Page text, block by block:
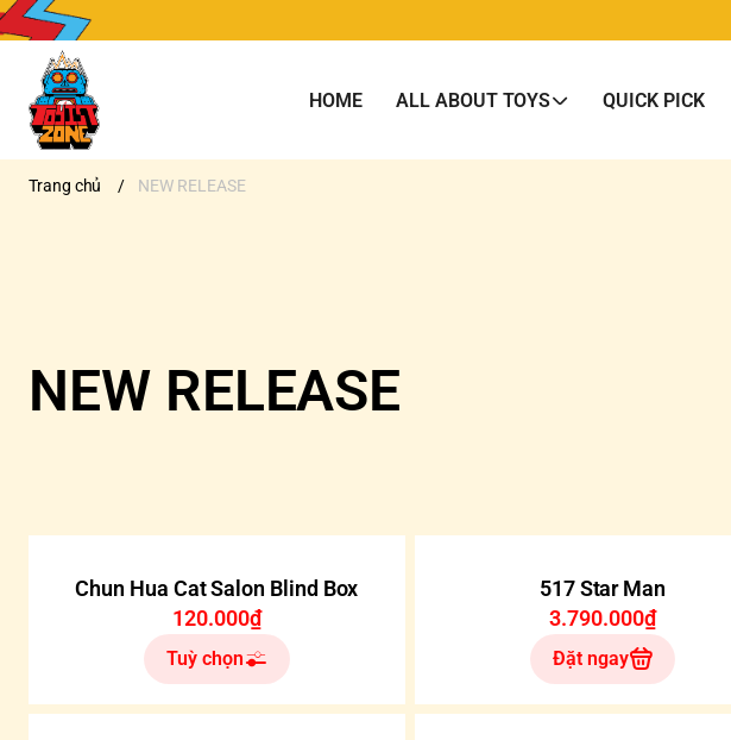
HOME ALL ABOUT TOYS QUICK PICK
Trang chủ / NEW RELEASE
NEW RELEASE
Chun Hua Cat Salon Blind Box
120.000₫
Tuỳ chọn
517 Star Man
3.790.000₫
Đặt ngay